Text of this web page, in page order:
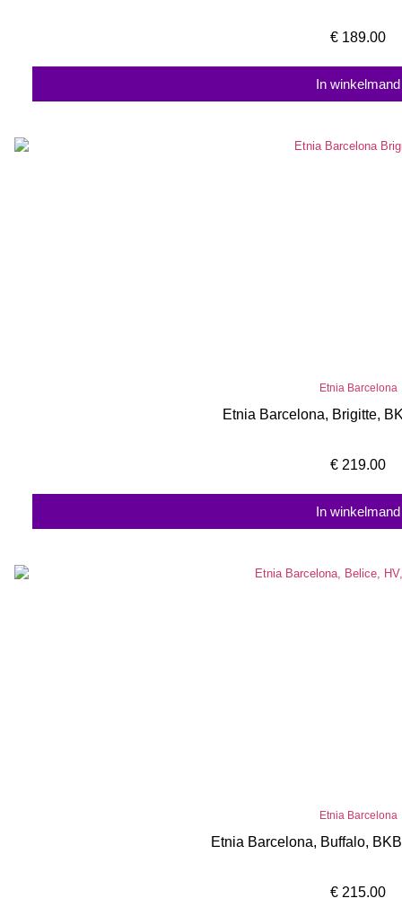
€ 189.00
In winkelmand
Etnia Barcelona
Etnia Barcelona, Brigitte,
€ 219.00
In winkelmand
Etnia Barcelona
Etnia Barcelona, Buffalo,
€ 215.00